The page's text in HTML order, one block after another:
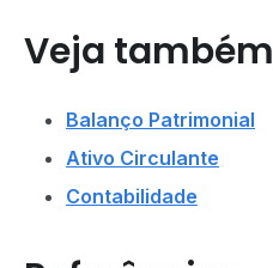
Veja também
Balanço Patrimonial
Ativo Circulante
Contabilidade